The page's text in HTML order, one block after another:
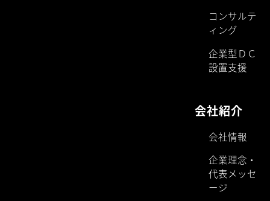
コンサルテ
ィング
企業型ＤＣ
設置支援
会社紹介
会社情報
企業理念・
代表メッセ
ージ